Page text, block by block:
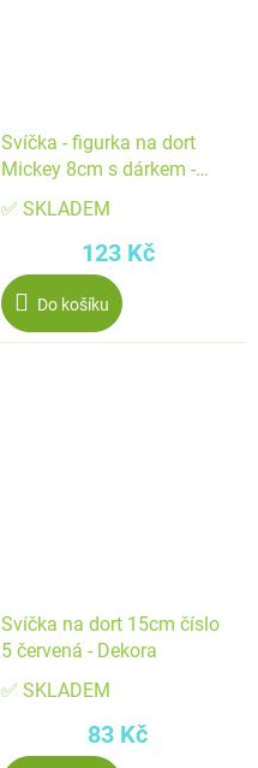
Svíčka - figurka na dort
Mickey 8cm s dárkem -
Dekora
✅ SKLADEM
123 Kč
Do košíku
Svíčka na dort 15cm číslo
5 červená - Dekora
✅ SKLADEM
83 Kč